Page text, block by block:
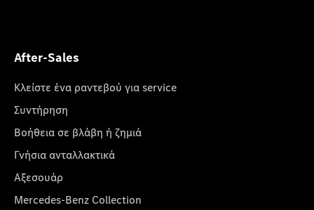
After-Sales
Κλείστε ένα ραντεβού για service
Συντήρηση
Βοήθεια σε βλάβη ή ζημιά
Γνήσια ανταλλακτικά
Αξεσουάρ
Mercedes-Benz Collection